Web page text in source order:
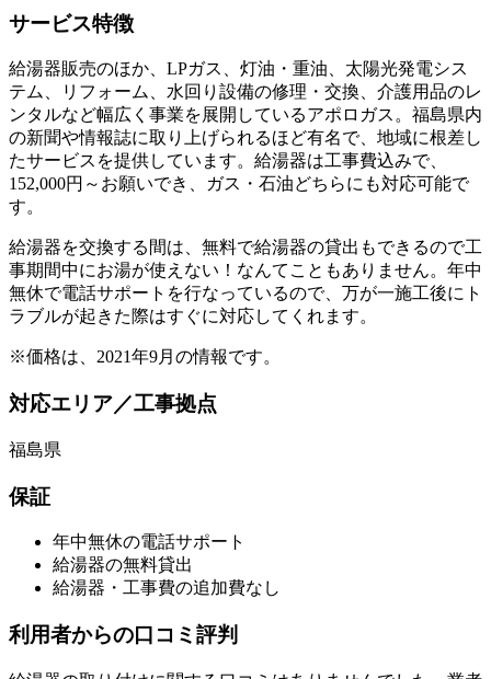
サービス特徴
給湯器販売のほか、LPガス、灯油・重油、太陽光発電シス
テム、リフォーム、水回り設備の修理・交換、介護用品のレ
ンタルなど幅広く事業を展開しているアポロガス。福島県内
の新聞や情報誌に取り上げられるほど有名で、地域に根差し
たサービスを提供しています。給湯器は工事費込みで、
152,000円～お願いでき、ガス・石油どちらにも対応可能で
す。
給湯器を交換する間は、無料で給湯器の貸出もできるので工
事期間中にお湯が使えない！なんてこともありません。年中
無休で電話サポートを行なっているので、万が一施工後にト
ラブルが起きた際はすぐに対応してくれます。
※価格は、2021年9月の情報です。
対応エリア／工事拠点
福島県
保証
年中無休の電話サポート
給湯器の無料貸出
給湯器・工事費の追加費なし
利用者からの口コミ評判